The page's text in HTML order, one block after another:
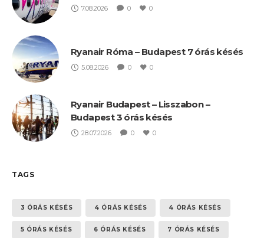
7.08.2026 0 0
Ryanair Róma – Budapest 7 órás késés
5.08.2026 0 0
Ryanair Budapest – Lisszabon –
Budapest 3 órás késés
28.07.2026 0 0
TAGS
3 ÓRÁS KÉSÉS 4 ÓRÁS KÉSÉS 4 ÓRÁS KÉSÉS
5 ÓRÁS KÉSÉS 6 ÓRÁS KÉSÉS 7 ÓRÁS KÉSÉS